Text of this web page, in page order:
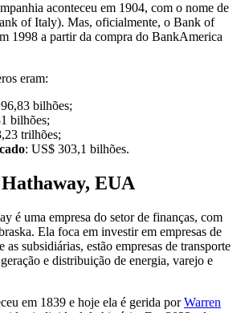
aconteceu em 1904, com o nome de
of Italy). Mas, oficialmente, o Bank of
1998 a partir da compra do BankAmerica
eram:
bilhões;
bilhões;
trilhões;
: US$ 303,1 bilhões.
EUA
é uma empresa do setor de finanças, com
Ela foca em investir em empresas de
as subsidiárias, estão empresas de transporte
e distribuição de energia, varejo e
em 1839 e hoje ela é gerida porWarren